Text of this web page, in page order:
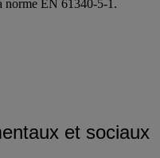
norme EN 61340-5-1.
et sociaux